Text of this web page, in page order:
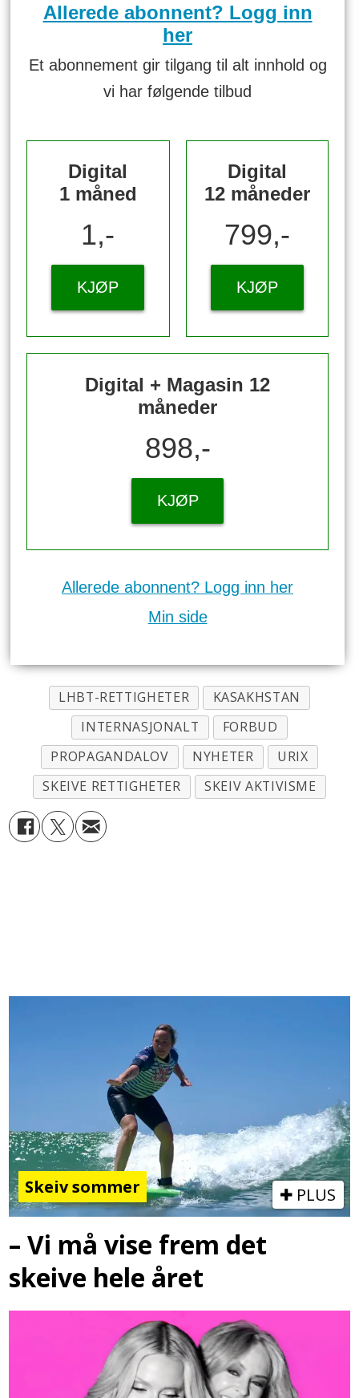
Allerede abonnent? Logg inn
her
Et abonnement gir tilgang til alt innhold og
vi har følgende tilbud
Digital
1 måned
1,-
KJØP
Digital
12 måneder
799,-
KJØP
Digital + Magasin 12
måneder
898,-
KJØP
Allerede abonnent? Logg inn her
Min side
LHBT-RETTIGHETER
KASAKHSTAN
INTERNASJONALT
FORBUD
PROPAGANDALOV
NYHETER
URIX
SKEIVE RETTIGHETER
SKEIV AKTIVISME
Skeiv sommer PLUS
– Vi må vise frem det
skeive hele året